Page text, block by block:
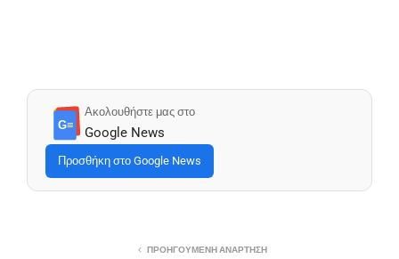
G≡
Ακολουθήστε μας στο
Google News
Προσθήκη στο Google News
ΠΡΟΗΓΟΎΜΕΝΗ ΑΝΆΡΤΗΣΗ